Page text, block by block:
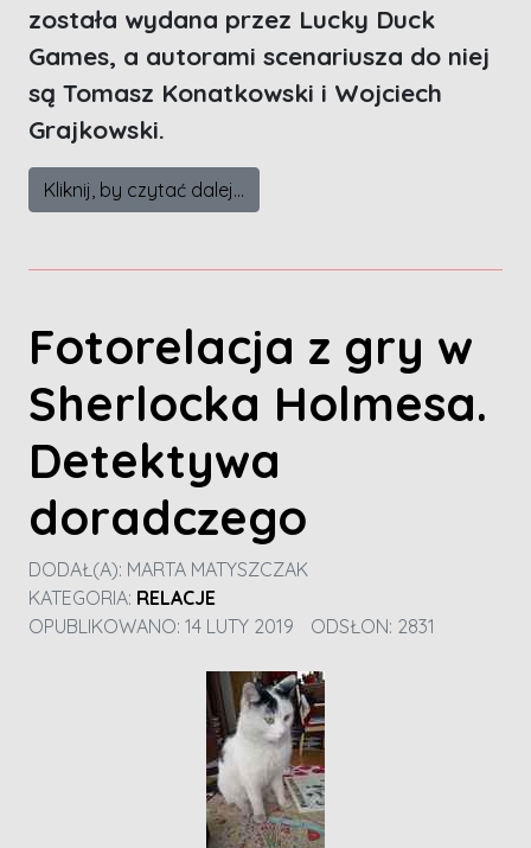
została wydana przez Lucky Duck
Games, a autorami scenariusza do niej
są Tomasz Konatkowski i Wojciech
Grajkowski.
Kliknij, by czytać dalej...
Fotorelacja z gry w
Sherlocka Holmesa.
Detektywa
doradczego
DODAŁ(A): MARTA MATYSZCZAK
KATEGORIA: RELACJE
OPUBLIKOWANO: 14 LUTY 2019
ODSŁON: 2831